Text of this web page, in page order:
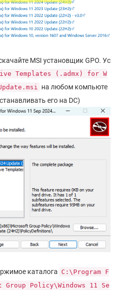
MSI установщик GPO. Ус
Templates (.admx) for W
на любом компьюте
его на DC)
каталога C:\Program F
Policy\Windows 11 Se